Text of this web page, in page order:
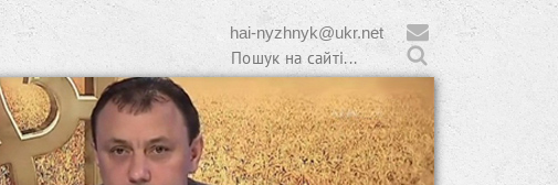
hai-nyzhnyk@ukr.net